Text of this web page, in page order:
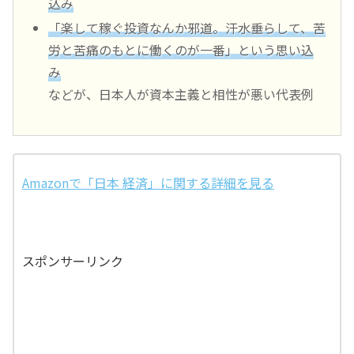
「楽して稼ぐ投資なんか邪道。汗水垂らして、苦
労と苦痛のもとに働くのが一番」という思い込
み
などが、日本人が資本主義と相性が悪い代表例
Amazonで「日本 経済」に関する詳細を見る
スポンサーリンク